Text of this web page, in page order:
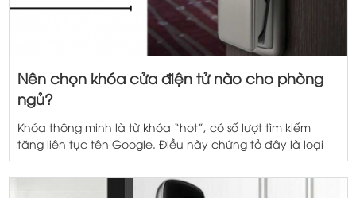
Nên chọn khóa cửa điện tử nào cho phòng
ngủ?
Khóa thông minh là từ khóa “hot”, có số lượt tìm kiếm
tăng liên tục tên Google. Điều này chứng tỏ đây là loại
khóa nhận được sự quan tâm của nhiều. Cùng chúng tôi
tổng hợp các mẫu khóa cửa điện tử phòng ngủ nên mua
nhất năm 2022 nhé! Nên chọn khóa cửa […]